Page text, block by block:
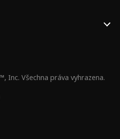
Inc. Všechna práva vyhrazena.